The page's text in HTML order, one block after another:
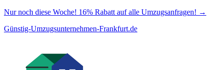
Nur noch diese Woche! 16% Rabatt auf alle Umzugsanfragen! →
Günstig-Umzugsunternehmen-Frankfurt.de